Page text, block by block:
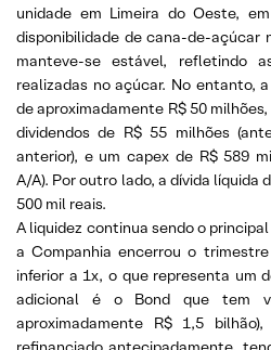
unidade em Limeira do Oeste,
disponibilidade de cana-de-açúcar
manteve-se estável, refletindo
realizadas no açúcar. No entanto,
de aproximadamente R$ 50
dividendos de R$ 55 milhões
anterior), e um capex de R$ 589
A/A). Por outro lado, a dívida líquida
500 mil reais.
A liquidez continua sendo o
a Companhia encerrou o
inferior a 1x, o que representa um
adicional é o Bond que tem
aproximadamente R$ 1,5